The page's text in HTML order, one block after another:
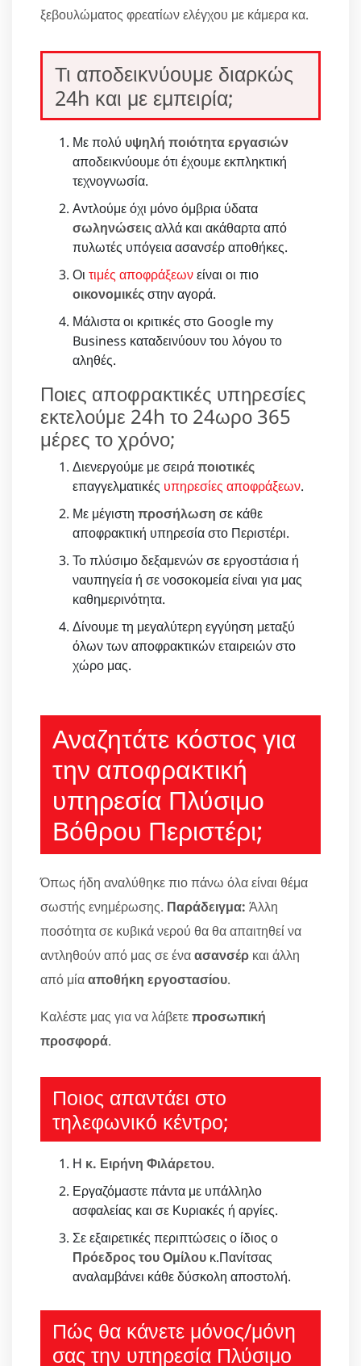
ξεβουλώματος φρεατίων ελέγχου με κάμερα κα.
Τι αποδεικνύουμε διαρκώς
24h και με εμπειρία;
Με πολύ υψηλή ποιότητα εργασιών
αποδεικνύουμε ότι έχουμε εκπληκτική
τεχνογνωσία.
Αντλούμε όχι μόνο όμβρια ύδατα
σωληνώσειςαλλά και ακάθαρτα από
πυλωτές υπόγεια ασανσέρ αποθήκες.
Οι τιμές αποφράξεωνείναι οι πιο
οικονομικέςστην αγορά.
Μάλιστα οι κριτικές στο Google my
Business καταδεινύουν του λόγου το
αληθές.
Ποιες αποφρακτικές υπηρεσίες
εκτελούμε 24h το 24ωρο 365
μέρες το χρόνο;
Διενεργούμε με σειράποιοτικές
επαγγελματικές υπηρεσίες αποφράξεων.
Με μέγιστη προσήλωση σε κάθε
αποφρακτική υπηρεσία στο Περιστέρι.
Το πλύσιμο δεξαμενών σε εργοστάσια ή
ναυπηγεία ή σε νοσοκομεία είναι για μας
καθημερινότητα.
Δίνουμε τη μεγαλύτερη εγγύηση μεταξύ
όλων των αποφρακτικών εταιρειών στο
χώρο μας.
Αναζητάτε κόστος για
την αποφρακτική
υπηρεσία Πλύσιμο
Βόθρου Περιστέρι;
Όπως ήδη αναλύθηκε πιο πάνω όλα είναι θέμα
σωστής ενημέρωσης. Παράδειγμα: Άλλη
ποσότητα σε κυβικά νερού θα θα απαιτηθεί να
αντληθούν από μας σε έναασανσέρ και άλλη
από μίααποθήκη εργοστασίου.
Καλέστε μας για να λάβετεπροσωπική
προσφορά.
Ποιος απαντάει στο
τηλεφωνικό κέντρο;
Η κ. Ειρήνη Φιλάρετου.
Εργαζόμαστε πάντα με υπάλληλο
ασφαλείας και σε Κυριακές ή αργίες.
Σε εξαιρετικές περιπτώσεις ο ίδιος ο
Πρόεδρος του Ομίλου κ.Πανίτσας
αναλαμβάνει κάθε δύσκολη αποστολή.
Πώς θα κάνετε μόνος/μόνη
σας την υπηρεσία Πλύσιμο